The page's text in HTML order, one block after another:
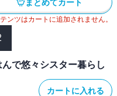
まとめてカート
ンツはカートに追加されません。
で悠々シスター暮らし
カートに入れる